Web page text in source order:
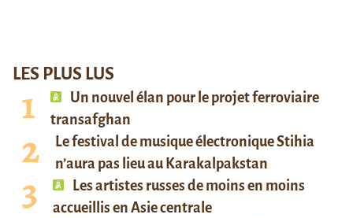
LES PLUS LUS
Un nouvel élan pour le projet ferroviaire
transafghan
Le festival de musique électronique Stihia
n’aura pas lieu au Karakalpakstan
Les artistes russes de moins en moins
accueillis en Asie centrale